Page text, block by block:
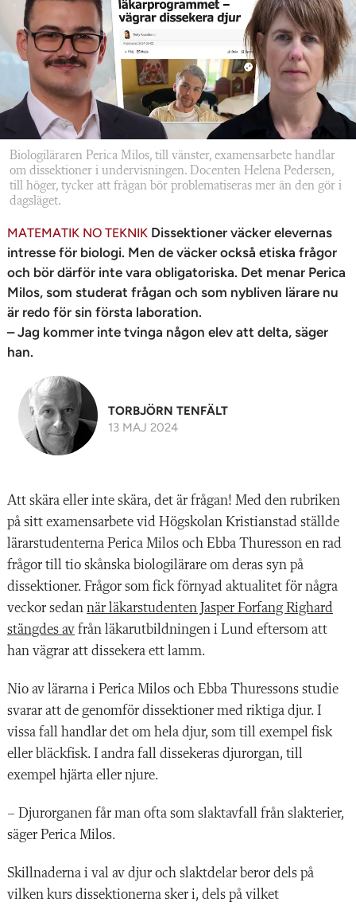
Biologiläraren Perica Milos, till vänster, examensarbete handlar
om dissektioner i undervisningen. Docenten Helena Pedersen,
till höger, tycker att frågan bör problematiseras mer än den gör i
dagsläget.
MATEMATIK NO TEKNIK Dissektioner väcker elevernas
intresse för biologi. Men de väcker också etiska frågor
och bör därför inte vara obligatoriska. Det menar Perica
Milos, som studerat frågan och som nybliven lärare nu
är redo för sin första laboration.
– Jag kommer inte tvinga någon elev att delta, säger
han.
TORBJÖRN TENFÄLT
13 MAJ 2024
Att skära eller inte skära, det är frågan! Med den rubriken
på sitt examensarbete vid Högskolan Kristianstad ställde
lärarstudenterna Perica Milos och Ebba Thuresson en rad
frågor till tio skånska biologilärare om deras syn på
dissektioner. Frågor som fick förnyad aktualitet för några
veckor sedan när läkarstudenten Jasper Forfang Righard
stängdes av från läkarutbildningen i Lund eftersom att
han vägrar att dissekera ett lamm.
Nio av lärarna i Perica Milos och Ebba Thuressons studie
svarar att de genomför dissektioner med riktiga djur. I
vissa fall handlar det om hela djur, som till exempel fisk
eller bläckfisk. I andra fall dissekeras djurorgan, till
exempel hjärta eller njure.
– Djurorganen får man ofta som slaktavfall från slakterier,
säger Perica Milos.
Skillnaderna i val av djur och slaktdelar beror dels på
vilken kurs dissektionerna sker i, dels på vilket